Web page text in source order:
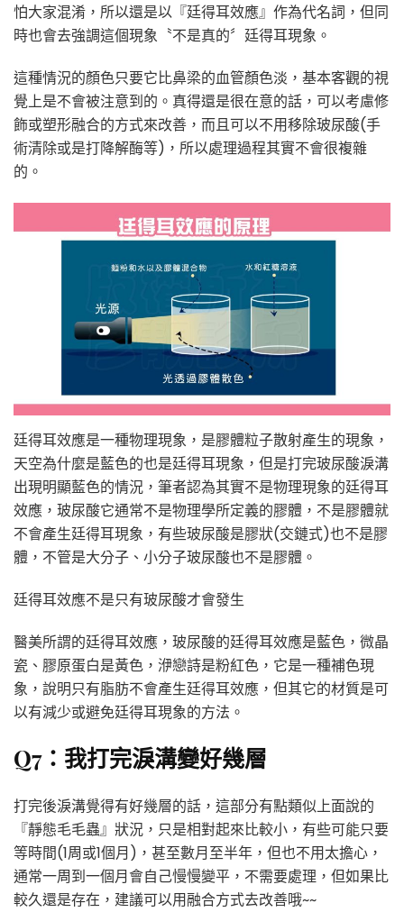
怕大家混淆，所以還是以『廷得耳效應』作為代名詞，但同
時也會去強調這個現象〝不是真的〞廷得耳現象。
這種情況的顏色只要它比鼻梁的血管顏色淡，基本客觀的視
覺上是不會被注意到的。真得還是很在意的話，可以考慮修
飾或塑形融合的方式來改善，而且可以不用移除玻尿酸(手
術清除或是打降解酶等)，所以處理過程其實不會很複雜
的。
廷得耳效應是一種物理現象，是膠體粒子散射產生的現象，
天空為什麼是藍色的也是廷得耳現象，但是打完玻尿酸淚溝
出現明顯藍色的情況，筆者認為其實不是物理現象的廷得耳
效應，玻尿酸它通常不是物理學所定義的膠體，不是膠體就
不會產生廷得耳現象，有些玻尿酸是膠狀(交鏈式)也不是膠
體，不管是大分子、小分子玻尿酸也不是膠體。
廷得耳效應不是只有玻尿酸才會發生
醫美所謂的廷得耳效應，玻尿酸的廷得耳效應是藍色，微晶
瓷、膠原蛋白是黃色，洢戀詩是粉紅色，它是一種補色現
象，說明只有脂肪不會產生廷得耳效應，但其它的材質是可
以有減少或避免廷得耳現象的方法。
Q7：我打完淚溝變好幾層
打完後淚溝覺得有好幾層的話，這部分有點類似上面說的
『靜態毛毛蟲』狀況，只是相對起來比較小，有些可能只要
等時間(1周或1個月)，甚至數月至半年，但也不用太擔心，
通常一周到一個月會自己慢慢變平，不需要處理，但如果比
較久還是存在，建議可以用融合方式去改善哦~~